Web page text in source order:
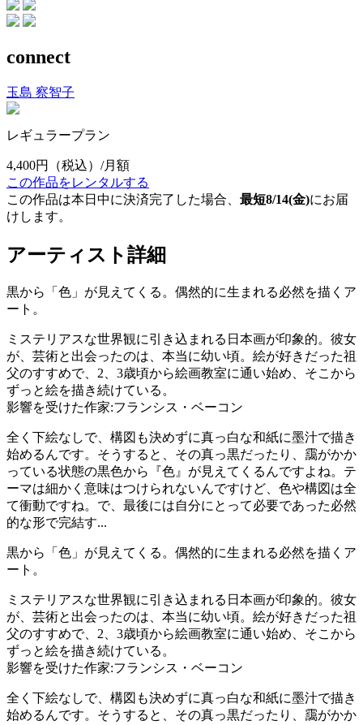
connect
玉島 察智子
レギュラープラン
4,400円
（税込）/月額
この作品をレンタルする
この作品は本日中に決済完了した場合、 最短8/14(金)にお届
けします。
アーティスト詳細
黒から「色」が見えてくる。偶然的に生まれる必然を描くア
ート。
ミステリアスな世界観に引き込まれる日本画が印象的。彼女
が、芸術と出会ったのは、本当に幼い頃。絵が好きだった祖
父のすすめで、2、3歳頃から絵画教室に通い始め、そこから
ずっと絵を描き続けている。
影響を受けた作家:フランシス・ベーコン
全く下絵なしで、構図も決めずに真っ白な和紙に墨汁で描き
始めるんです。そうすると、その真っ黒だったり、靄がかか
っている状態の黒色から『色』が見えてくるんですよね。テ
ーマは細かく意味はつけられないんですけど、色や構図は全
て衝動ですね。で、最後には自分にとって必要であった必然
的な形で完結す...
黒から「色」が見えてくる。偶然的に生まれる必然を描くア
ート。
ミステリアスな世界観に引き込まれる日本画が印象的。彼女
が、芸術と出会ったのは、本当に幼い頃。絵が好きだった祖
父のすすめで、2、3歳頃から絵画教室に通い始め、そこから
ずっと絵を描き続けている。
影響を受けた作家:フランシス・ベーコン
全く下絵なしで、構図も決めずに真っ白な和紙に墨汁で描き
始めるんです。そうすると、その真っ黒だったり、靄がかか